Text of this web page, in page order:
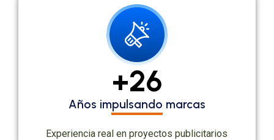
Años impulsando marcas
+26
Experiencia real en proyectos publicitarios